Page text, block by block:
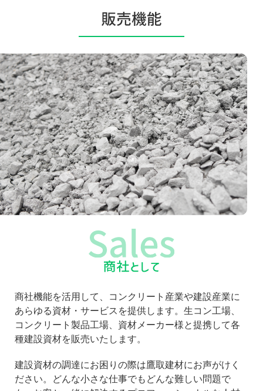
商社機能を活用して、コンクリート産業や建設産業に
あらゆる資材・サービスを提供します。生コン工場、
コンクリート製品工場、資材メーカー様と提携して各
種建設資材を販売いたします。
建設資材の調達にお困りの際は鷹取建材にお声がけく
ださい。どんな小さな仕事でもどんな難しい問題で